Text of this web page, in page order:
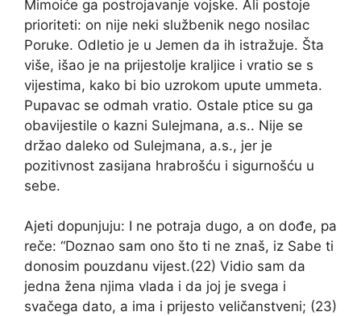
Mimoiće ga postrojavanje vojske. Ali postoje
prioriteti: on nije neki službenik nego nosilac
Poruke. Odletio je u Jemen da ih istražuje. Šta
više, išao je na prijestolje kraljice i vratio se s
vijestima, kako bi bio uzrokom upute ummeta.
Pupavac se odmah vratio. Ostale ptice su ga
obavijestile o kazni Sulejmana, a.s.. Nije se
držao daleko od Sulejmana, a.s., jer je
pozitivnost zasijana hrabrošću i sigurnošću u
sebe.
Ajeti dopunjuju: I ne potraja dugo, a on dođe, pa
reče: “Doznao sam ono što ti ne znaš, iz Sabe ti
donosim pouzdanu vijest.(22) Vidio sam da
jedna žena njima vlada i da joj je svega i
svačega dato, a ima i prijesto veličanstveni; (23)